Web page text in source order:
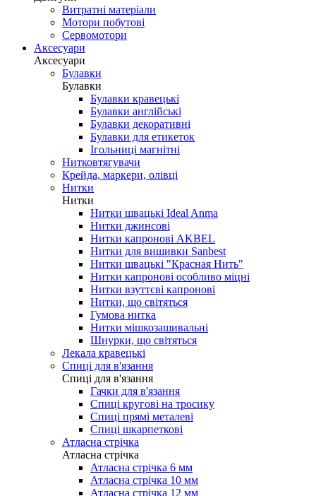
Витратні матеріали
Мотори побутові
Сервомотори
Аксесуари
Аксесуари
Булавки
Булавки
Булавки кравецькі
Булавки англійські
Булавки декоративні
Булавки для етикеток
Ігольниці магнітні
Нитковтягувачи
Крейда, маркери, олівці
Нитки
Нитки
Нитки швацькі Ideal Anma
Нитки джинсові
Нитки капронові AKBEL
Нитки для вишивки Sanbest
Нитки швацькі "Красная Нить"
Нитки капронові особливо міцні
Нитки взуттєві капронові
Нитки, що світяться
Гумова нитка
Нитки мішкозашивальні
Шнурки, що світяться
Лекала кравецькі
Cпиці для в'язання
Cпиці для в'язання
Гачки для в'язання
Спиці кругові на тросику
Спиці прямі металеві
Спиці шкарпеткові
Атласна стрічка
Атласна стрічка
Атласна стрічка 6 мм
Атласна стрічка 10 мм
Атласна стрічка 12 мм